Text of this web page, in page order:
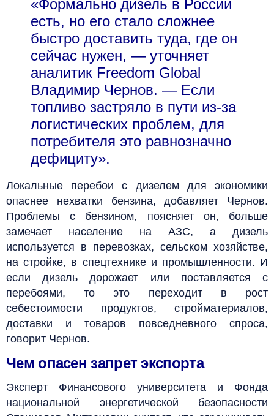
«Формально дизель в России
есть, но его стало сложнее
быстро доставить туда, где он
сейчас нужен, — уточняет
аналитик Freedom Global
Владимир Чернов. — Если
топливо застряло в пути из-за
логистических проблем, для
потребителя это равнозначно
дефициту».
Локальные перебои с дизелем для экономики
опаснее нехватки бензина, добавляет Чернов.
Проблемы с бензином, поясняет он, больше
замечает население на АЗС, а дизель
используется в перевозках, сельском хозяйстве,
на стройке, в спецтехнике и промышленности. И
если дизель дорожает или поставляется с
перебоями, то это переходит в рост
себестоимости продуктов, стройматериалов,
доставки и товаров повседневного спроса,
говорит Чернов.
Чем опасен запрет экспорта
Эксперт Финансового университета и Фонда
национальной энергетической безопасности